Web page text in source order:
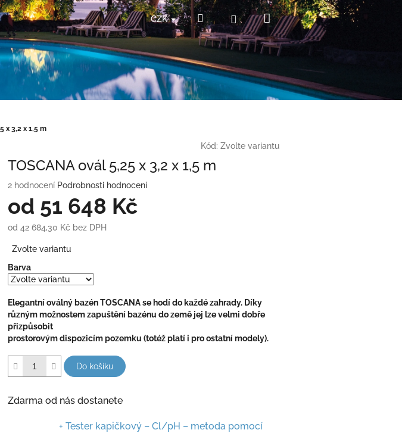
CZK HledatPřihlášeníNákupní
košík
x 3,2 x 1,5 m
Kód: Zvolte variantu
TOSCANA ovál 5,25 x 3,2 x 1,5 m
Průměrné
hodnocení
produktu
3,5
hvězdiček.
2 hodnocení Podrobnosti hodnocení
od 51 648 Kč
od 42 684,30 Kč bez DPH
cena:
Zvolte variantu
Barva
Elegantní oválný bazén TOSCANA se hodí do každé zahrady. Díky
různým možnostem zapuštění bazénu do země jej lze velmi dobře
přizpůsobit
prostorovým dispozicím pozemku (totéž platí i pro ostatní modely).
Do košíku
Zdarma od nás dostanete
+ Tester kapičkový – Cl/pH – metoda pomocí